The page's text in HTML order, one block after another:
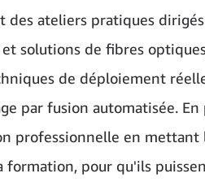
des ateliers pratiques
solutions de fibres
de déploiement
par fusion automatisée.
professionnelle en
formation, pour qu'ils